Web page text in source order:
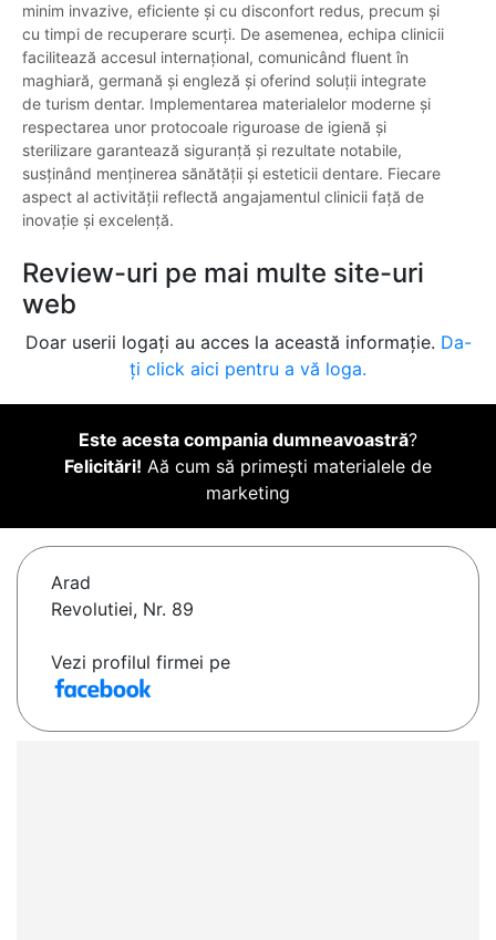
minim invazive, eficiente și cu disconfort redus, precum și
cu timpi de recuperare scurți. De asemenea, echipa clinicii
facilitează accesul internațional, comunicând fluent în
maghiară, germană și engleză și oferind soluții integrate
de turism dentar. Implementarea materialelor moderne și
respectarea unor protocoale riguroase de igienă și
sterilizare garantează siguranță și rezultate notabile,
susținând menținerea sănătății și esteticii dentare. Fiecare
aspect al activității reflectă angajamentul clinicii față de
inovație și excelență.
Review-uri pe mai multe site-uri
web
Doar userii logați au acces la această informație. Da-
ți click aici pentru a vă loga.
Este acesta compania dumneavoastră?
Felicitări! Aă cum să primești materialele de
marketing
Arad
Revolutiei, Nr. 89
Vezi profilul firmei pe